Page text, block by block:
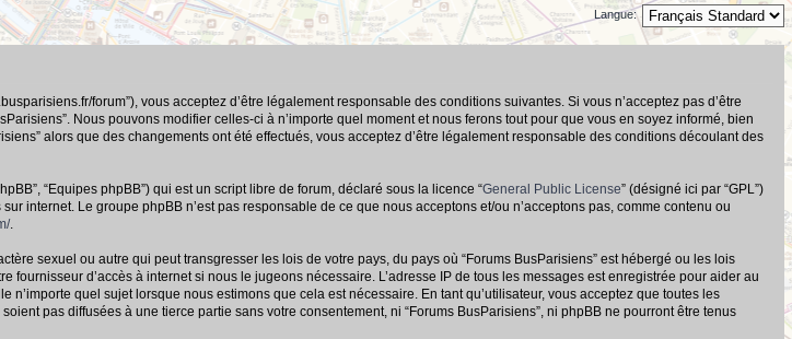
Langue:
forum”), vous acceptez d’être légalement responsable des conditions suivantes. Si vous n’acceptez pas d’être
Nous pouvons modifier celles-ci à n’importe quel moment et nous ferons tout pour que vous en soyez informé, bien
alors que des changements ont été effectués, vous acceptez d’être légalement responsable des conditions découlant des
“Equipes phpBB”) qui est un script libre de forum, déclaré sous la licence “General Public License” (désigné ici par “GPL”)
internet. Le groupe phpBB n’est pas responsable de ce que nous acceptons et/ou n’acceptons pas, comme contenu ou
.
sexuel ou autre qui peut transgresser les lois de votre pays, du pays où “Forums BusParisiens” est hébergé ou les lois
d’accès à internet si nous le jugeons nécessaire. L’adresse IP de tous les messages est enregistrée pour aider au
quel sujet lorsque nous estimons que cela est nécessaire. En tant qu’utilisateur, vous acceptez que toutes les
pas diffusées à une tierce partie sans votre consentement, ni “Forums BusParisiens”, ni phpBB ne pourront être tenus